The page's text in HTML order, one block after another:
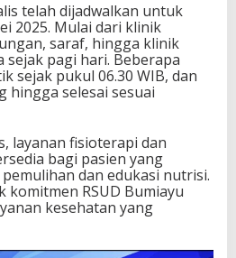
telah dijadwalkan untuk
2025. Mulai dari klinik
saraf, hingga klinik
sejak pagi hari. Beberapa
sejak pukul 06.30 WIB, dan
hingga selesai sesuai
layanan fisioterapi dan
bagi pasien yang
dan edukasi nutrisi.
komitmen RSUD Bumiayu
kesehatan yang